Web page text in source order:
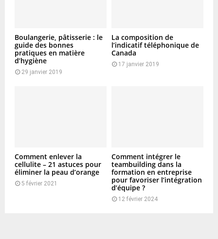
Boulangerie, pâtisserie : le
guide des bonnes
pratiques en matière
d’hygiène
29 janvier 2019
La composition de
l’indicatif téléphonique de
Canada
17 janvier 2019
Comment enlever la
cellulite – 21 astuces pour
éliminer la peau d’orange
5 février 2021
Comment intégrer le
teambuilding dans la
formation en entreprise
pour favoriser l’intégration
d’équipe ?
12 février 2024